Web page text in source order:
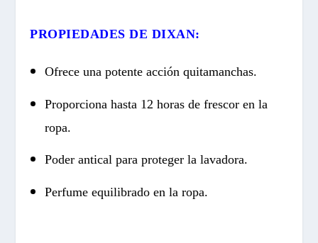
PROPIEDADES DE DIXAN:
Ofrece una potente acción quitamanchas.
Proporciona hasta 12 horas de frescor en la
ropa.
Poder antical para proteger la lavadora.
Perfume equilibrado en la ropa.